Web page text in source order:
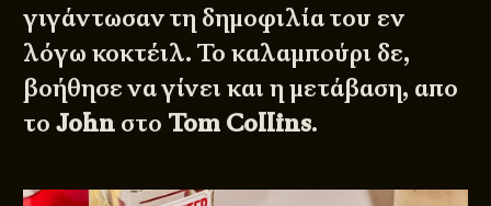
γιγάντωσαν τη δημοφιλία του εν
λόγω κοκτέιλ. Το καλαμπούρι δε,
βοήθησε να γίνει και η μετάβαση, απο
τοJohn στο Tom Collins.